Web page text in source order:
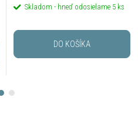
Skladom - hneď odosielame 5 ks
DO KOŠÍKA